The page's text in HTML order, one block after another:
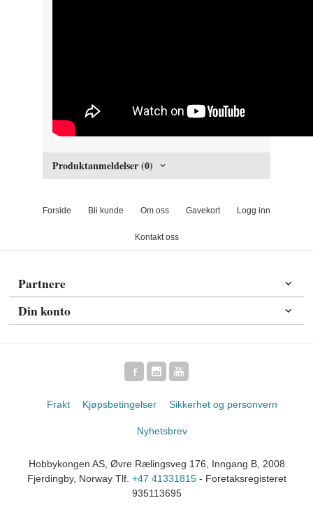
Produktanmeldelser (0)
Forside Bli kunde Om oss Gavekort Logg inn
Kontakt oss
Partnere
Din konto
Frakt Kjøpsbetingelser Sikkerhet og personvern
Nyhetsbrev
Hobbykongen AS, Øvre Rælingsveg 176, Inngang B, 2008
Fjerdingby, Norway Tlf. +47 41331815- Foretaksregisteret
935113695